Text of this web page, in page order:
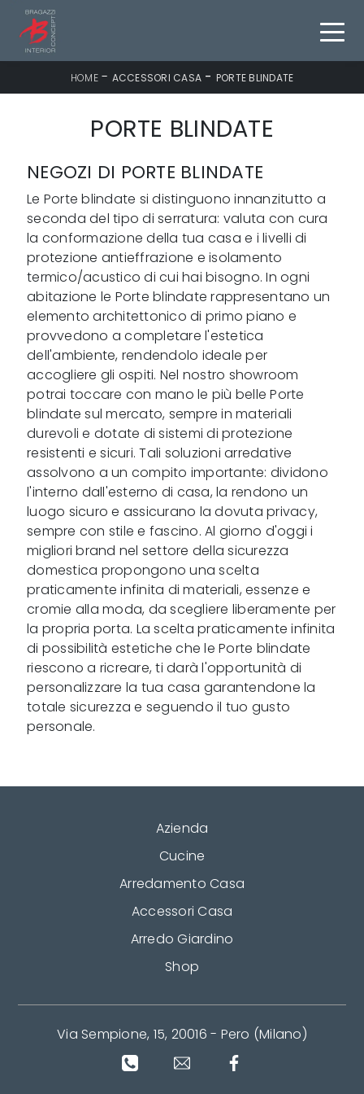
HOME- ACCESSORI CASA - PORTE BLINDATE
PORTE BLINDATE
NEGOZI DI PORTE BLINDATE
Le Porte blindate si distinguono innanzitutto a
seconda del tipo di serratura: valuta con cura
la conformazione della tua casa e i livelli di
protezione antieffrazione e isolamento
termico/acustico di cui hai bisogno. In ogni
abitazione le Porte blindate rappresentano un
elemento architettonico di primo piano e
provvedono a completare l'estetica
dell'ambiente, rendendolo ideale per
accogliere gli ospiti. Nel nostro showroom
potrai toccare con mano le più belle Porte
blindate sul mercato, sempre in materiali
durevoli e dotate di sistemi di protezione
resistenti e sicuri. Tali soluzioni arredative
assolvono a un compito importante: dividono
l'interno dall'esterno di casa, la rendono un
luogo sicuro e assicurano la dovuta privacy,
sempre con stile e fascino. Al giorno d'oggi i
migliori brand nel settore della sicurezza
domestica propongono una scelta
praticamente infinita di materiali, essenze e
cromie alla moda, da scegliere liberamente per
la propria porta. La scelta praticamente infinita
di possibilità estetiche che le Porte blindate
riescono a ricreare, ti darà l'opportunità di
personalizzare la tua casa garantendone la
totale sicurezza e seguendo il tuo gusto
personale.
Azienda
Cucine
Arredamento Casa
Accessori Casa
Arredo Giardino
Shop
Via Sempione, 15, 20016 - Pero (Milano)